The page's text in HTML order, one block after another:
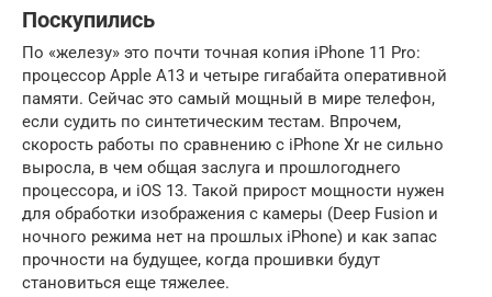
Поскупились
По «железу» это почти точная копия iPhone 11 Pro:
процессор Apple A13 и четыре гигабайта оперативной
памяти. Сейчас это самый мощный в мире телефон,
если судить по синтетическим тестам. Впрочем,
скорость работы по сравнению с iPhone Xr не сильно
выросла, в чем общая заслуга и прошлогоднего
процессора, и iOS 13. Такой прирост мощности нужен
для обработки изображения с камеры (Deep Fusion и
ночного режима нет на прошлых iPhone) и как запас
прочности на будущее, когда прошивки будут
становиться еще тяжелее.